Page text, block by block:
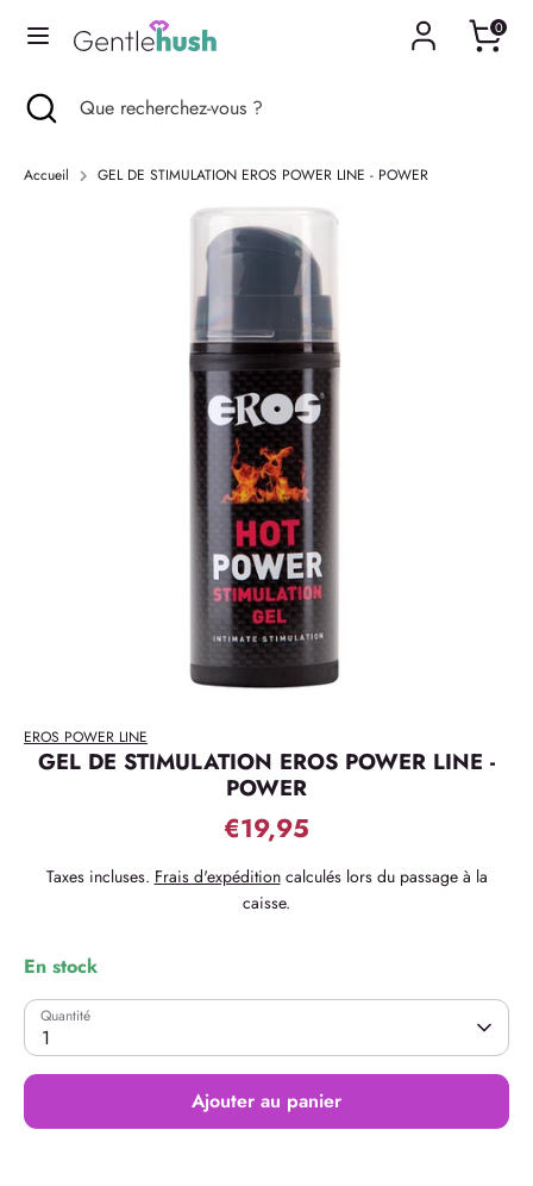
0
LangueFrançais
Recherche
Que
vous
Recherche
Que
?
Fermer
Accueil GEL DE STIMULATION EROS POWER LINE - POWER
EROS POWER LINE
GEL DE STIMULATION EROS POWER LINE -
POWER
€19,95
Taxes incluses. Frais d'expéditioncalculés lors du passage à la
caisse.
En stock
Quantité
1
Ajouter au panier